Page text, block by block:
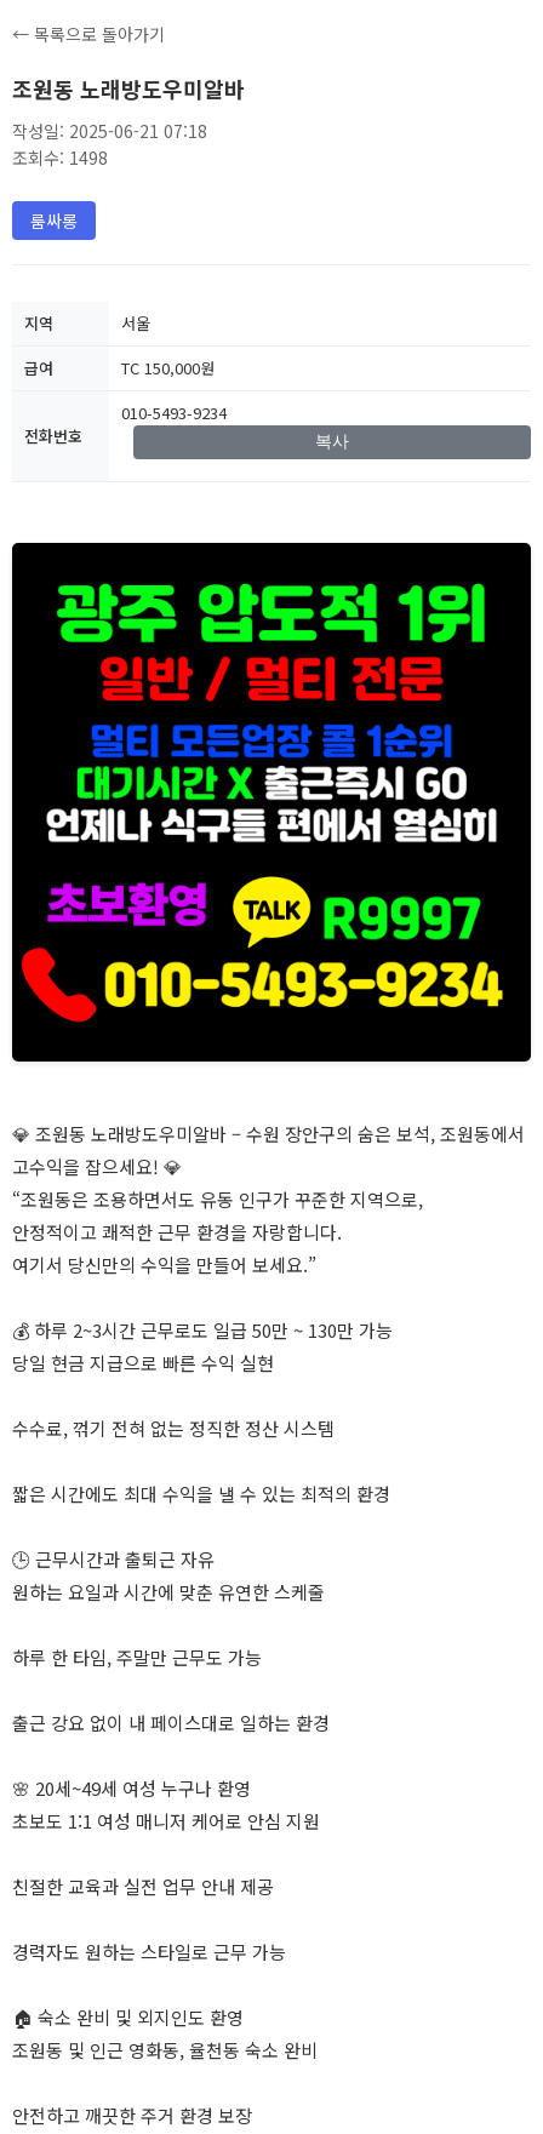
← 목록으로 돌아가기
조원동 노래방도우미알바
작성일: 2025-06-21 07:18
조회수: 1498
룸싸롱
지역
서울
급여
TC 150,000원
전화번호
010-5493-9234
복사
💎 조원동 노래방도우미알바 – 수원 장안구의 숨은 보석, 조원동에서
고수익을 잡으세요! 💎
“조원동은 조용하면서도 유동 인구가 꾸준한 지역으로,
안정적이고 쾌적한 근무 환경을 자랑합니다.
여기서 당신만의 수익을 만들어 보세요.”
💰 하루 2~3시간 근무로도 일급 50만 ~ 130만 가능
당일 현금 지급으로 빠른 수익 실현
수수료, 꺾기 전혀 없는 정직한 정산 시스템
짧은 시간에도 최대 수익을 낼 수 있는 최적의 환경
🕒 근무시간과 출퇴근 자유
원하는 요일과 시간에 맞춘 유연한 스케줄
하루 한 타임, 주말만 근무도 가능
출근 강요 없이 내 페이스대로 일하는 환경
🌸 20세~49세 여성 누구나 환영
초보도 1:1 여성 매니저 케어로 안심 지원
친절한 교육과 실전 업무 안내 제공
경력자도 원하는 스타일로 근무 가능
🏠 숙소 완비 및 외지인도 환영
조원동 및 인근 영화동, 율천동 숙소 완비
안전하고 깨끗한 주거 환경 보장